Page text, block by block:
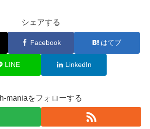
シェアする
Facebook はてブ
LINE LinkedIn
h-maniaをフォローする